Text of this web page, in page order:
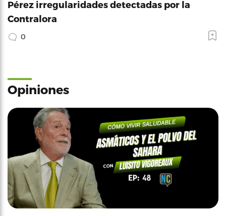
Pérez irregularidades detectadas por la
Contralora
0
Opiniones